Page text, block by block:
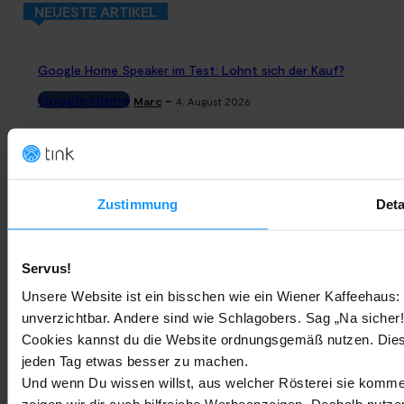
Zustimmung
Servus!
Unsere Website ist ein bisschen wie ein Wiener
unverzichtbar. Andere sind wie Schlagobers. Sag „Na
Cookies kannst du die Website ordnungsgemäß nutzen.
jeden Tag etwas besser zu machen.
Und wenn Du wissen willst, aus welcher Rösterei sie
NEUESTE ARTIKEL
Google Home Speaker im Test: Lohnt sich der Kauf?
Google Home Marc - 4. August 2026
Rauchmelder Test 2026: Die besten smarten Modelle für Dein
Bestenlisten Marc - 3. August 2026
Sony WH-CH730N geleakt: Alles zu Sonys neuen Budget-
Kopfhörern
Homematic IP Kamera: Die neue Kamerafamilie im Überblick